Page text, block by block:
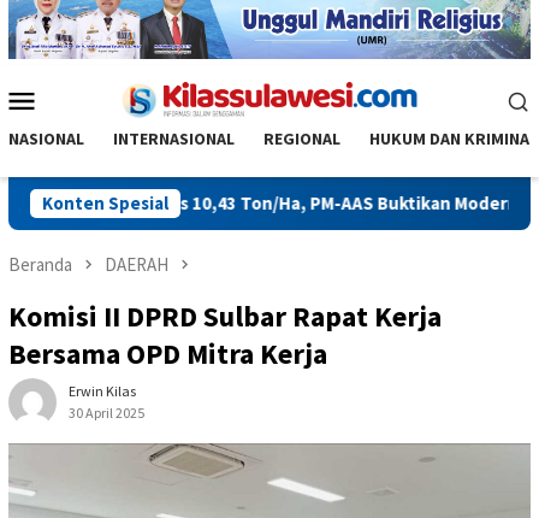
Mobile
NASIONAL INTERNASIONAL REGIONAL HUKUM DAN KRIMINAL
Konten Spesial
Tembus 10,43 Ton/Ha, PM-AAS Buktikan Modernisasi
Beranda DAERAH
Komisi II DPRD Sulbar Rapat Kerja
Bersama OPD Mitra Kerja
Erwin Kilas
30 April 2025